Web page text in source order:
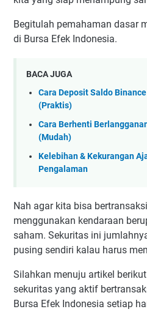
Begitulah pemahaman dasar
di Bursa Efek Indonesia.
BACA JUGA
Cara Deposit Saldo
(Praktis)
Cara Berhenti
(Mudah)
Kelebihan & Kekurangan
Pengalaman
Nah agar kita bisa
menggunakan kendaraan
saham. Sekuritas ini
pusing sendiri kalau harus
Silahkan menuju artikel
sekuritas yang aktif
Bursa Efek Indonesia setiap